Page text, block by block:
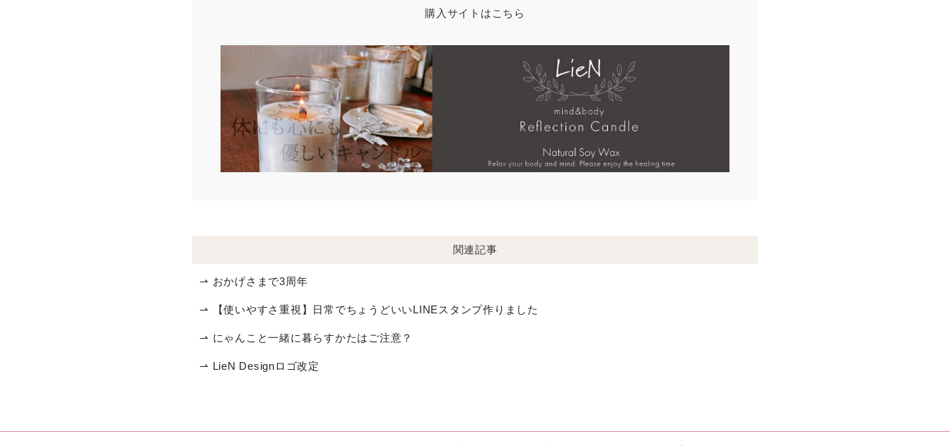
購入サイトはこちら
関連記事
⇀ おかげさまで3周年
⇀ 【使いやすさ重視】日常でちょうどいいLINEスタンプ作りました
⇀ にゃんこと一緒に暮らすかたはご注意？
⇀ LieN Designロゴ改定